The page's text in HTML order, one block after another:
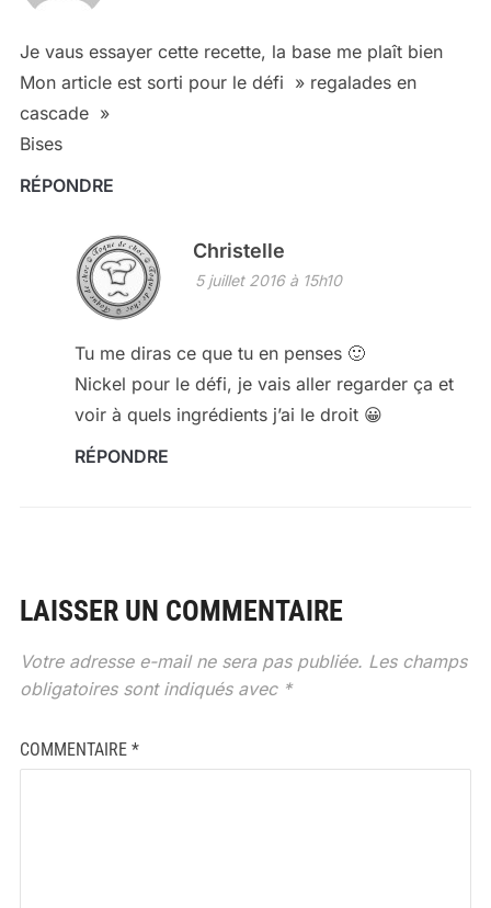
Je vaus essayer cette recette, la base me plaît bien
Mon article est sorti pour le défi » regalades en
cascade »
Bises
RÉPONDRE
Christelle
5 juillet 2016 à 15h10
Tu me diras ce que tu en penses 🙂
Nickel pour le défi, je vais aller regarder ça et
voir à quels ingrédients j’ai le droit 😀
RÉPONDRE
LAISSER UN COMMENTAIRE
Votre adresse e-mail ne sera pas publiée. Les champs
obligatoires sont indiqués avec *
COMMENTAIRE *